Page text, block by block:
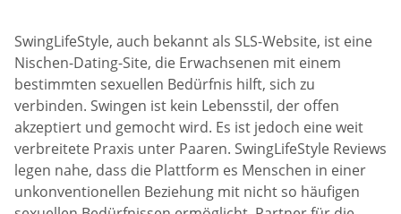
SwingLifeStyle, auch bekannt als SLS-Website, ist eine
Nischen-Dating-Site, die Erwachsenen mit einem
bestimmten sexuellen Bedürfnis hilft, sich zu
verbinden. Swingen ist kein Lebensstil, der offen
akzeptiert und gemocht wird. Es ist jedoch eine weit
verbreitete Praxis unter Paaren. SwingLifeStyle Reviews
legen nahe, dass die Plattform es Menschen in einer
unkonventionellen Beziehung mit nicht so häufigen